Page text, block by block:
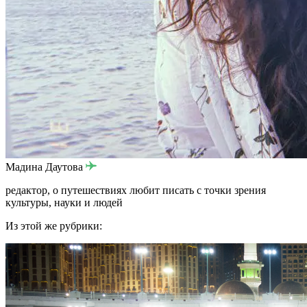
Мадина Даутова
редактор, о путешествиях любит писать с точки зрения
культуры, науки и людей
Из этой же рубрики: